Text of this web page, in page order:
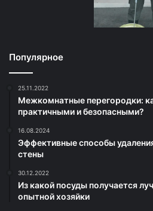
Популярное
25.11.2022
Межкомнатные перегородки:
практичными и безопасными?
16.08.2024
Эффективные способы
стены
30.12.2022
Из какой посуды получается
опытной хозяйки